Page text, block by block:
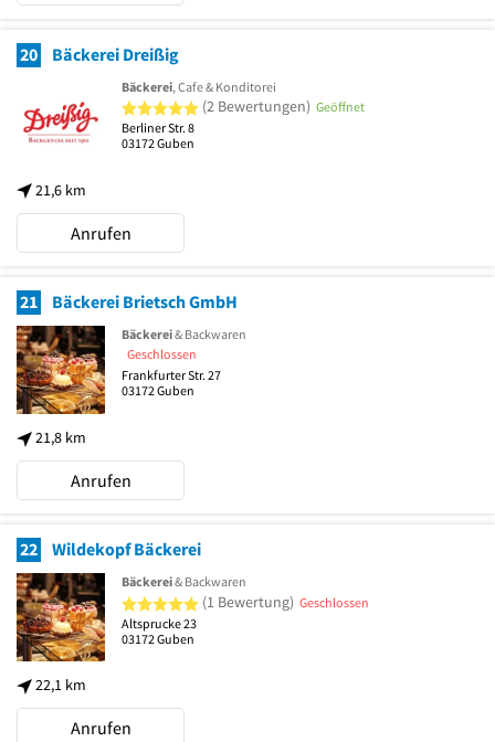
20 Bäckerei Dreißig
21,6 km
Bäckerei, Cafe & Konditorei
5 von 5 Sternen
(2 Bewertungen) Geöffnet
Berliner Str. 8
03172Guben
Anrufen
21 Bäckerei Brietsch GmbH
21,8 km
Bäckerei& Backwaren
Geschlossen
Frankfurter Str. 27
03172Guben
Anrufen
22 Wildekopf Bäckerei
22,1 km
Bäckerei& Backwaren
5 von 5 Sternen
(1 Bewertung) Geschlossen
Altsprucke 23
03172 Guben
Anrufen